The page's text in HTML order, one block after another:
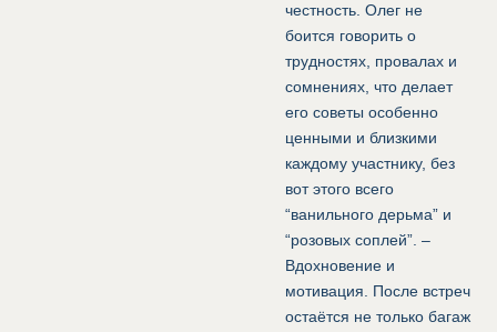
честность. Олег не
боится говорить о
трудностях, провалах и
сомнениях, что делает
его советы особенно
ценными и близкими
каждому участнику, без
вот этого всего
“ванильного дерьма” и
“розовых соплей”. –
Вдохновение и
мотивация. После встреч
остаётся не только багаж